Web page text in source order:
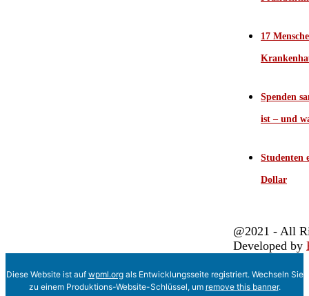
17
Spenden
ist – und
Studenten
Dollar
@2021 - All
Developed by
Diese Website ist auf wpml.orgals Entwicklungsseite registriert. Wechseln Sie
zu einem Produktions-Website-Schlüssel, um remove this banner.